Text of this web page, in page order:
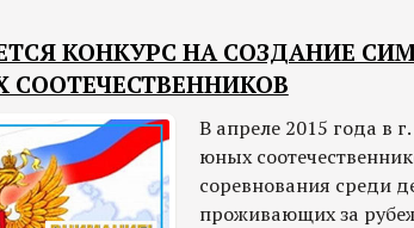
КОНКУРС НА СОЗДАНИЕ
СООТЕЧЕСТВЕННИКОВ
В апреле 2015 года в
юных
соревнования среди
проживающих за